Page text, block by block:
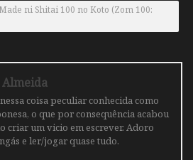
ni Shitai 100 no Koto (Zom 100:
coisa peculiar conhecida como
o que por consequência acabou
criar um vicio em escrever. Adoro
e ler/jogar quase tudo.